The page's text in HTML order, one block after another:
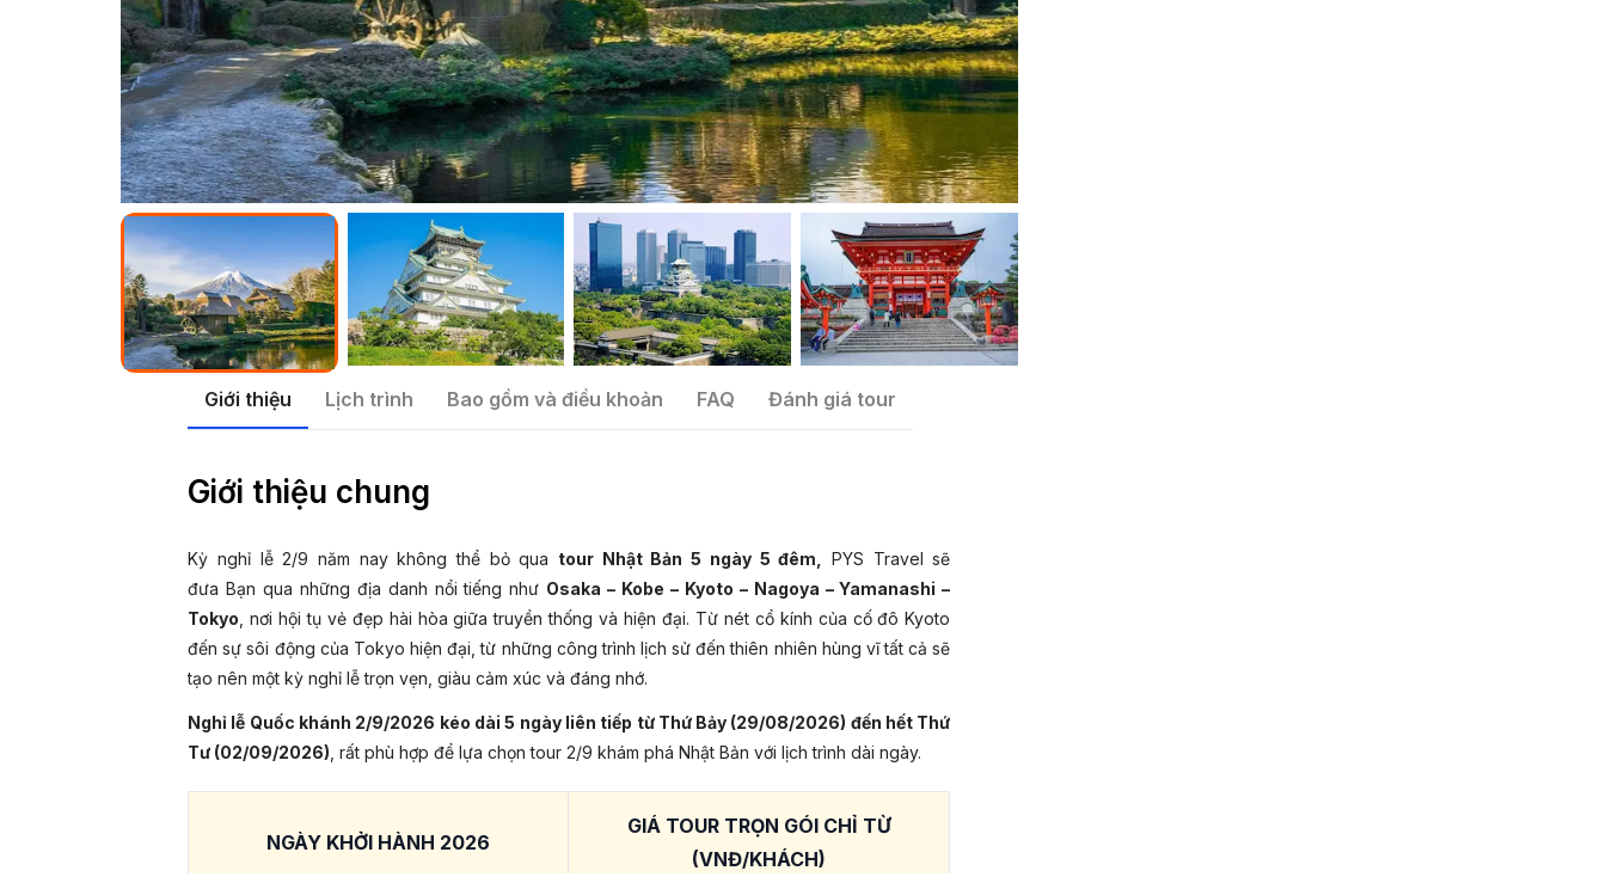
Giới thiệu Lịch trình Bao gồm và điều khoản FAQ Đánh giá tour
Giới thiệu chung
Kỳ nghỉ lễ 2/9 năm nay không thể bỏ qua tour Nhật Bản 5 ngày 5 đêm,
PYS Travel sẽ
đưa Bạn qua những địa danh nổi tiếng như Osaka – Kobe – Kyoto – Nagoya – Yamanashi –
Tokyo , nơi hội tụ vẻ đẹp hài hòa giữa truyền thống và hiện đại. Từ nét cổ kính của cố đô Kyoto
đến sự sôi động của Tokyo hiện đại, từ những công trình lịch sử đến thiên nhiên hùng vĩ tất cả sẽ
tạo nên một kỳ nghỉ lễ trọn vẹn, giàu cảm xúc và đáng nhớ.
Nghỉ lễ Quốc khánh 2/9/2026 kéo dài 5 ngày liên tiếp từ Thứ Bảy (29/08/2026) đến hết Thứ
Tư (02/09/2026) , rất phù hợp để lựa chọn tour 2/9 khám phá Nhật Bản với lịch trình dài ngày.
NGÀY KHỞI HÀNH 2026
GIÁ TOUR TRỌN GÓI CHỈ TỪ
(VNĐ/KHÁCH)